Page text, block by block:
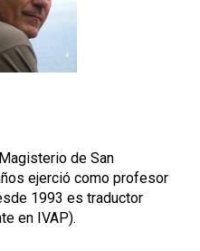
de San
ejerció como profesor
1993 es traductor
en IVAP).